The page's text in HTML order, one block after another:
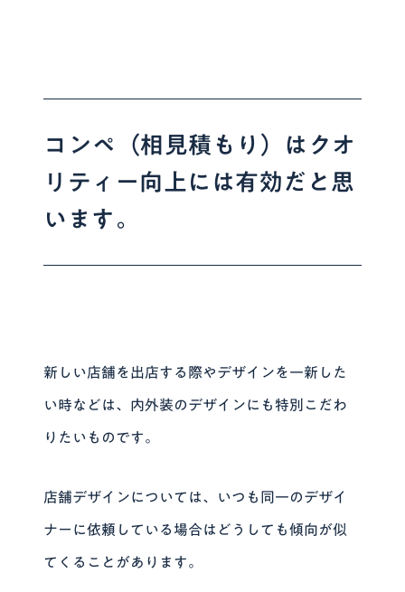
コンペ（相見積もり）はクオ
リティー向上には有効だと思
います。
新しい店舗を出店する際やデザインを一新した
い時などは、内外装のデザインにも特別こだわ
りたいものです。
店舗デザインについては、いつも同一のデザイ
ナーに依頼している場合はどうしても傾向が似
てくることがあります。